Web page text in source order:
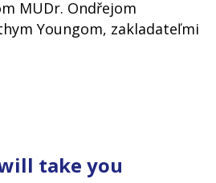
MUDr. Ondřejom
Youngom, zakladateľmi
take you